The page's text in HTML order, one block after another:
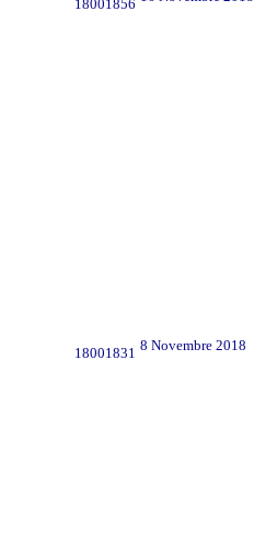
18001856
18001831 8 Novembre 2018